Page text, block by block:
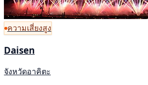
ความเสี่ยงสูง
Daisen
จังหวัดอาคิตะ